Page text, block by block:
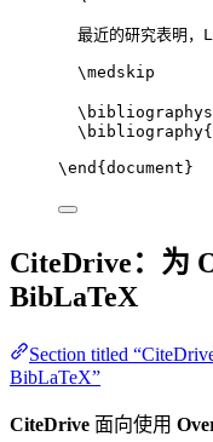
最近的研究表明，
\medskip
\bibliography
\end { document }
CiteDrive：为
BibLaTeX
Section titled
BibLaTeX”
CiteDrive 面向使用